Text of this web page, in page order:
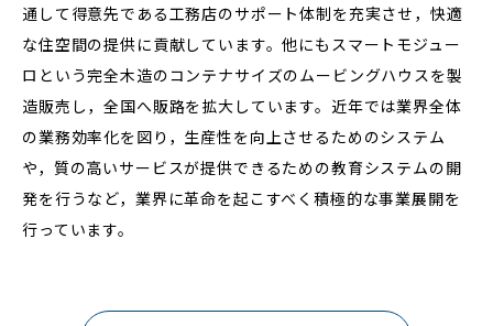
通して得意先である工務店のサポート体制を充実させ，快適
な住空間の提供に貢献しています。他にもスマートモジュー
ロという完全木造のコンテナサイズのムービングハウスを製
造販売し，全国へ販路を拡大しています。近年では業界全体
の業務効率化を図り，生産性を向上させるためのシステム
や，質の高いサービスが提供できるための教育システムの開
発を行うなど，業界に革命を起こすべく積極的な事業展開を
行っています。